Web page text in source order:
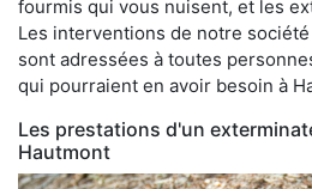
fourmis qui vous nuisent, et les
Les interventions de notre
sont adressées à toutes
qui pourraient en avoir besoin à
Les prestations d'un
Hautmont